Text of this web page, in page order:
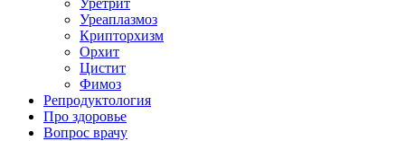
Уретрит
Уреаплазмоз
Крипторхизм
Орхит
Цистит
Фимоз
Репродуктология
Про здоровье
Вопрос врачу